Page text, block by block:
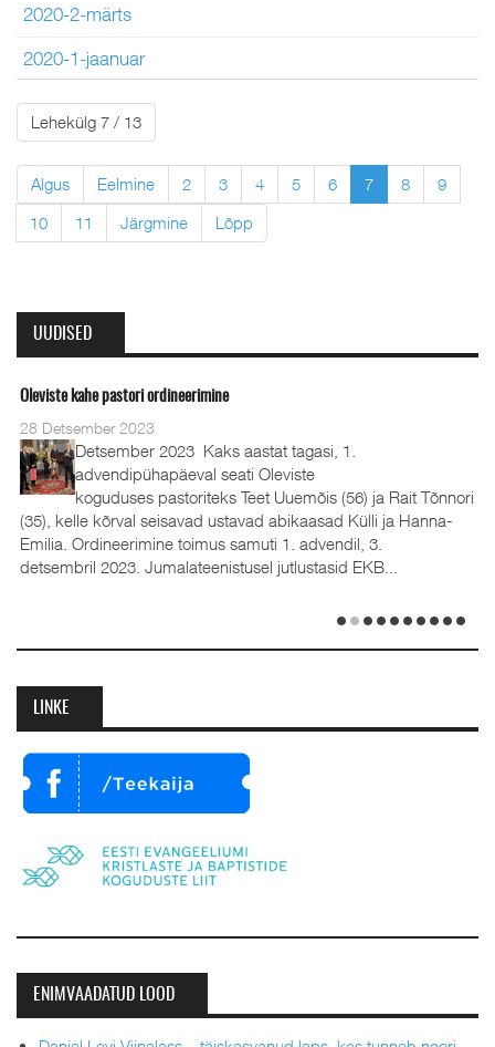
2020-2-märts
2020-1-jaanuar
Lehekülg 7 / 13
Algus Eelmine 2 3 4 5 6 7 8
9
10
11 Järgmine Lõpp
UUDISED
Oleviste kahe pastori ordineerimine
28 Detsember 2023
Detsember 2023 Kaks aastat tagasi, 1.
advendipühapäeval seati Oleviste
koguduses pastoriteks Teet Uuemõis (56) ja Rait Tõnnori
(35), kelle kõrval seisavad ustavad abikaasad Külli ja Hanna-
Emilia. Ordineerimine toimus samuti 1. advendil, 3.
detsembril 2023. Jumalateenistusel jutlustasid EKB...
LINKE
ENIMVAADATUD LOOD